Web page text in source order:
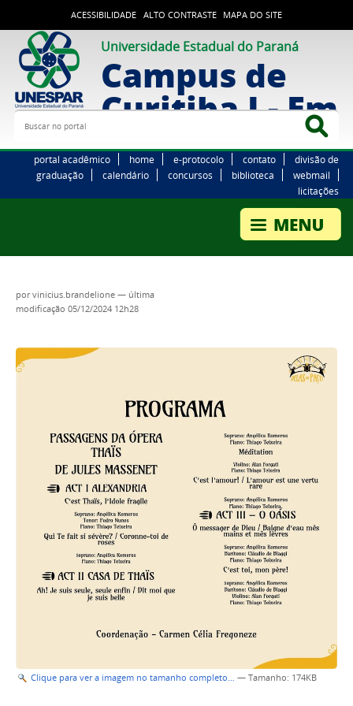
ACESSIBILIDADE ALTO CONTRASTE MAPA DO SITE
Universidade Estadual do Paraná
Campus de
Curitiba I -
Buscar no portal
portal acadêmico home e-protocolo contato
divisão de
graduação
calendário concursos biblioteca
webmail
licitações
porvinicius.brandelione — última
modificação 05/12/2024 12h28
Clique para ver a imagem no tamanho completo… — Tamanho: 174KB